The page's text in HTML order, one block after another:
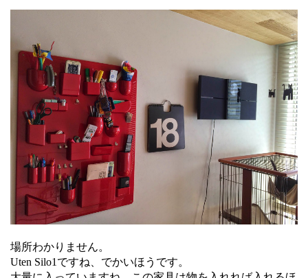
場所わかりません。
Uten Silo1ですね、でかいほうです。